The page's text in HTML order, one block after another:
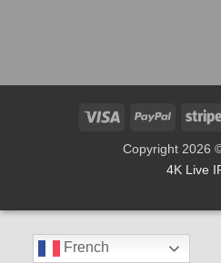
Visa PayPal
Copyright 2026
4K Live
French